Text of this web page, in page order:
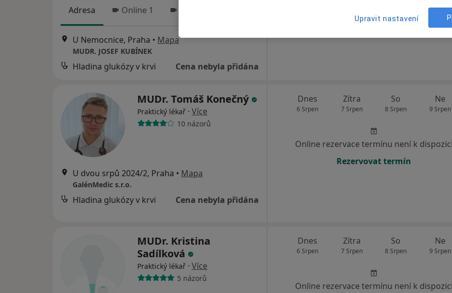
Adresa Online 1
U Nemocnice, Praha • Mapa
MUDR. JOSEF KUBÍNEK
Hladina glukózy v krvi Cena nebyla přidána
MUDr. Tomáš Konečný
Praktický lékař · Více
10 názorů
U dvou srpů 2024/2, Praha • Mapa
GalénMedic s.r.o.
Hladina glukózy v krvi Cena nebyla přidána
Dnes
6 Srpen
Zítra
7 Srpen
So
8 Srpen
Ne
9 Srpen
Online rezervace termínu není k dispozici
Rezervovat termín
MUDr. Kristina
Sadílková
Praktický lékař · Více
5 názorů
Dnes
6 Srpen
Zítra
7 Srpen
So
8 Srpen
Ne
9 Srpen
Online rezervace termínu není k dispozici
Upravit nastavení